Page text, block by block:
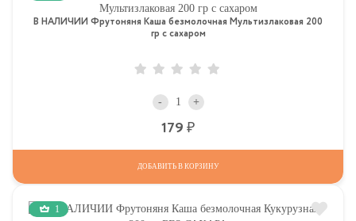
В НАЛИЧИИ Фрутоняня Каша безмолочная Мультизлаковая 200
гр с сахаром
- +
179
ДОБАВИТЬ В КОРЗИНУ
1